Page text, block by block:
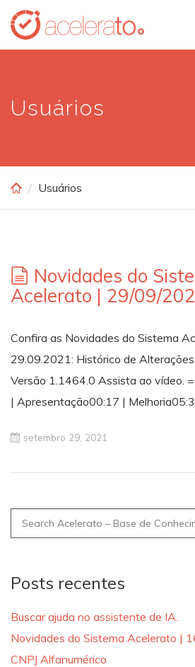
Skip
main
Usuários
Usuários
Novidades do
Acelerato | 29/09/
Confira as Novidades do Sistema
29.09.2021: Histórico de
Versão 1.1464.0 Assista ao vídeo.
| Apresentação00:17 |
setembro 29, 2021
Search
for:
Posts recentes
Buscar ajuda no assistente de IA.
Novidades do Sistema Acelerato |
CNPJ Alfanumérico